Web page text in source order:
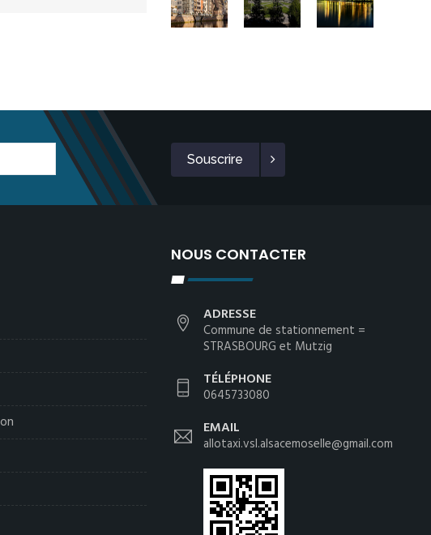
Souscrire
NOUS CONTACTER
ADRESSE
Commune de stationnement =
STRASBOURG et Mutzig
TÉLÉPHONE
0645733080
EMAIL
allotaxi.vsl.alsacemoselle@gmail.com